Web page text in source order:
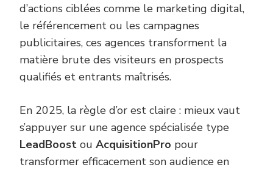
d’actions ciblées comme le marketing digital,
le référencement ou les campagnes
publicitaires, ces agences transforment la
matière brute des visiteurs en prospects
qualifiés et entrants maîtrisés.
En 2025, la règle d’or est claire : mieux vaut
s’appuyer sur une agence spécialisée type
LeadBoost ou AcquisitionPro pour
transformer efficacement son audience en